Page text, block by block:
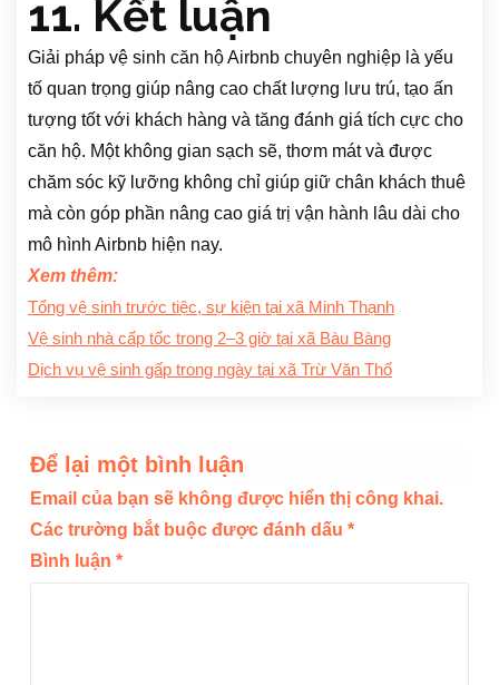
11. Kết luận
Giải pháp vệ sinh căn hộ Airbnb chuyên nghiệp là yếu
tố quan trọng giúp nâng cao chất lượng lưu trú, tạo ấn
tượng tốt với khách hàng và tăng đánh giá tích cực cho
căn hộ. Một không gian sạch sẽ, thơm mát và được
chăm sóc kỹ lưỡng không chỉ giúp giữ chân khách thuê
mà còn góp phần nâng cao giá trị vận hành lâu dài cho
mô hình Airbnb hiện nay.
Xem thêm:
Tổng vệ sinh trước tiệc, sự kiện tại xã Minh Thạnh
Vệ sinh nhà cấp tốc trong 2–3 giờ tại xã Bàu Bàng
Dịch vụ vệ sinh gấp trong ngày tại xã Trừ Văn Thố
Để lại một bình luận
Email của bạn sẽ không được hiển thị công khai.
Các trường bắt buộc được đánh dấu *
Bình luận *